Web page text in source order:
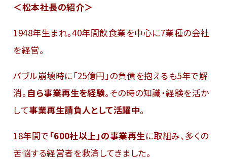
＜松本社長の紹介＞
1948年生まれ。40年間飲食業を中心に7業種の会社
を経営。
バブル崩壊時に「25億円」の負債を抱えるも5年で解
消。 自ら事業再生を経験。その時の知識・経験を活か
して事業再生請負人として活躍中。
18年間で 「600社以上」の事業再生に取組み、多くの
苦悩する経営者を救済してきました。